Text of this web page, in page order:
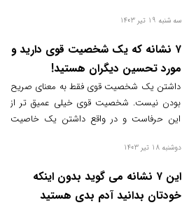
سه شنبه 19 تیر 1403
۷ نشانه که یک شخصیت قوی دارید و
مورد تحسین دیگران هستید!
داشتن یک شخصیت قوی فقط به معنای صریح
بودن نیست. شخصیت قوی خیلی عمیق تر از
این حرفاست و در واقع داشتن یک خاصیت
شوند، نوعی کاریزما که بدون تلاش تحت تاثیر
قرار می دهد، و یک اعتماد به نفس درونی که به
بیرون تابش می کند.
دوشنبه 18 تیر 1403
این ۷ نشانه می گوید بدون اینکه
خودتان بدانید آدم بدی هستید